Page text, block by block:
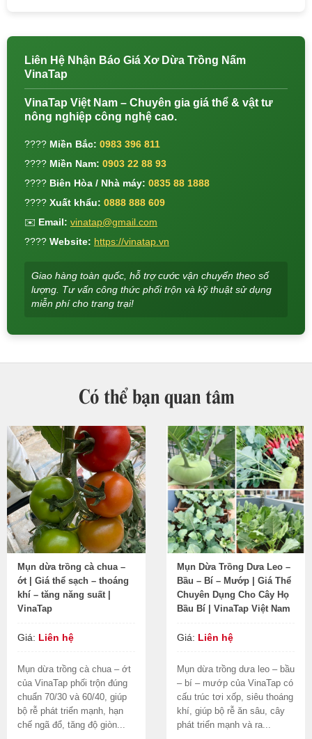
Liên Hệ Nhận Báo Giá Xơ Dừa Trồng Nấm
VinaTap
VinaTap Việt Nam – Chuyên gia giá thể & vật tư
nông nghiệp công nghệ cao.
???? Miền Bắc: 0983 396 811
???? Miền Nam: 0903 22 88 93
???? Biên Hòa / Nhà máy: 0835 88 1888
???? Xuất khẩu: 0888 888 609
✉️ Email: vinatap@gmail.com
???? Website: https://vinatap.vn
Giao hàng toàn quốc, hỗ trợ cước vận chuyển theo số
lượng. Tư vấn công thức phối trộn và kỹ thuật sử dụng
miễn phí cho trang trại!
Có thể bạn quan tâm
Mụn dừa trồng cà chua –
ớt | Giá thể sạch – thoáng
khí – tăng năng suất |
VinaTap
Giá: Liên hệ
Mụn dừa trồng cà chua – ớt
của VinaTap phối trộn đúng
chuẩn 70/30 và 60/40, giúp
bộ rễ phát triển mạnh, hạn
chế ngã đổ, tăng độ giòn...
Mụn Dừa Trồng Dưa Leo –
Bầu – Bí – Mướp | Giá Thể
Chuyên Dụng Cho Cây Họ
Bầu Bí | VinaTap Việt Nam
Giá: Liên hệ
Mụn dừa trồng dưa leo – bầu
– bí – mướp của VinaTap có
cấu trúc tơi xốp, siêu thoáng
khí, giúp bộ rễ ăn sâu, cây
phát triển mạnh và ra...